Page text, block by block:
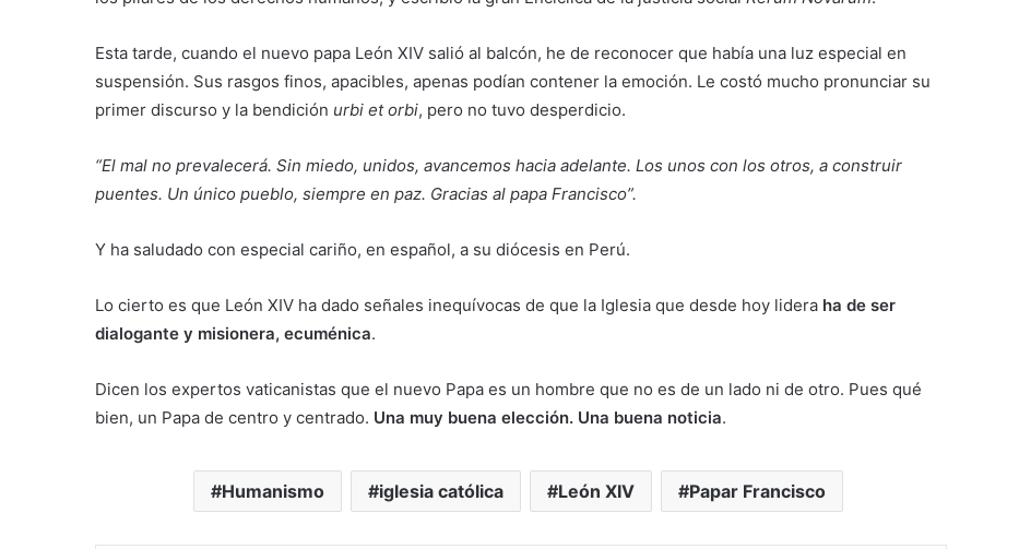
Esta tarde, cuando el nuevo papa León XIV salió al balcón, he de reconocer que había una luz especial en
suspensión. Sus rasgos finos, apacibles, apenas podían contener la emoción. Le costó mucho pronunciar su
primer discurso y la bendición urbi et orbi, pero no tuvo desperdicio.
“El mal no prevalecerá. Sin miedo, unidos, avancemos hacia adelante. Los unos con los otros, a construir
puentes. Un único pueblo, siempre en paz. Gracias al papa Francisco”.
Y ha saludado con especial cariño, en español, a su diócesis en Perú.
Lo cierto es que León XIV ha dado señales inequívocas de que la Iglesia que desde hoy lidera ha de ser
dialogante y misionera, ecuménica.
Dicen los expertos vaticanistas que el nuevo Papa es un hombre que no es de un lado ni de otro. Pues qué
bien, un Papa de centro y centrado. Una muy buena elección. Una buena noticia.
Humanismo iglesia católica León XIV Papar Francisco